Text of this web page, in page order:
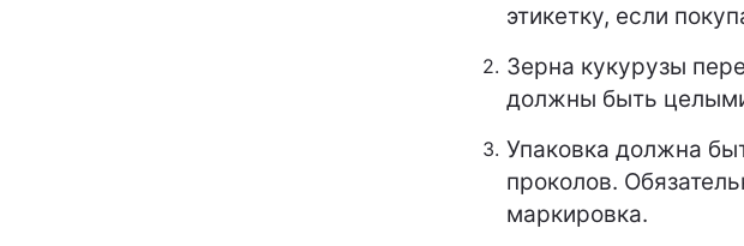
этикетку, если
Зерна кукурузы
должны быть
Упаковка должна
проколов.
маркировка.